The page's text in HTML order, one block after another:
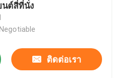
นต์สี่ที่นั่ง
ติดต่อเรา